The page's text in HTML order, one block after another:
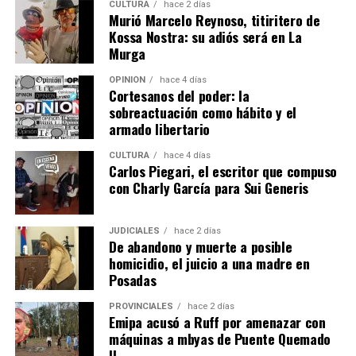
“A lo largo de los cuatro años que me tocó ser
gobernador, los momentos más felices fue cuando pude
entregar a un colono el título de propiedad para que sea
dueño de su propia tierra”, apuntó Herrera Ahuad y
lanzó: “Yo no me permito estar del lado del que se la va
a sacar”.
CULTURA hace 2 días
Murió Marcelo Reynoso, titiritero de
Kossa Nostra: su adiós será en La
Murga
OPINIÓN hace 4 días
Cortesanos del poder: la
sobreactuación como hábito y el
armado libertario
CULTURA hace 4 días
Carlos Piegari, el escritor que compuso
con Charly García para Sui Generis
JUDICIALES hace 2 días
De abandono y muerte a posible
homicidio, el juicio a una madre en
Posadas
PROVINCIALES hace 2 días
Emipa acusó a Ruff por amenazar con
máquinas a mbyas de Puente Quemado